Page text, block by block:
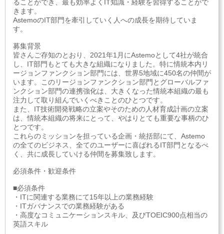
ることができ、最も効率よくIT知識・経験を習得することがで
きます。
AstemoのIT部門を牽引していく人への成長を期待していま
す。
募集背景
皆さんご存知のとおり、2021年1月にAstemoとして4社が統合
し、IT部門もとても大きな組織になりました。特に情統本内リ
ージョンファンクション部門には、世界5地域に450名の仲間が
います。このリージョンファンクション部門とグローバルファ
ンクション部門の連携強化は、大きくなった情統本組織の最も
注力して取り組んでいくべきことのひとつです。
また、IT技術開発戦略の立案やそのための人材育成計画の立案
は、情統本組織の将来にとって、やはりとても重要な事柄のひ
とつです。
これらのミッションを担っている企画・統括部にて、Astemo
の全てのビジネス、全てのユーザーに喜ばれるIT部門となるべ
く、共に成長していける仲間を募集致します。
必須条件・歓迎条件
■必須条件
・ITに関連する業務にて15年以上の業務経験
・ITガバナンスでの業務経験がある
・高度なコミュニケーションスキル、及びTOEIC900点相当の
英語スキル